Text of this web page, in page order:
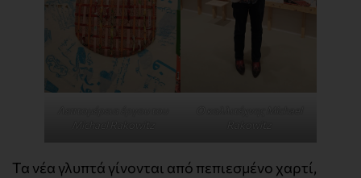
Michael Rakowitz
Rakowitz
Τα νέα γλυπτά γίνονται από πεπιεσμένο χαρτί,